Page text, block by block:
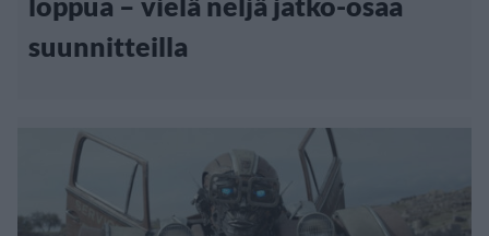
suunnitteilla